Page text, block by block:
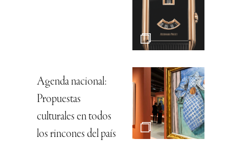
Agenda nacional:
Propuestas
culturales en todos
los rincones del país